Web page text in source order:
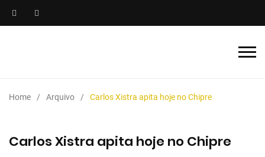
Home Arquivo Carlos Xistra apita hoje no Chipre
Carlos Xistra apita hoje no Chipre